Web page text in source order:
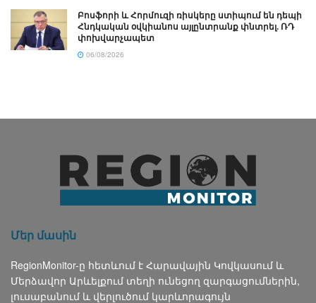
Բոսֆորի և Հորմուզի ռիսկերը ստիպում են դեպի
Հնդկական օվկիանոս այլընտրանք փնտրել. ՌԴ
փոխվարչապետ
06/08/2026
Մեր մասին
RegionMonitor-ը հետևում է Հարավային Կովկասում և
Մերձավոր Արևելքում տեղի ունեցող զարգացումներին,
լուսաբանում և վերլուծում կարևորագույն